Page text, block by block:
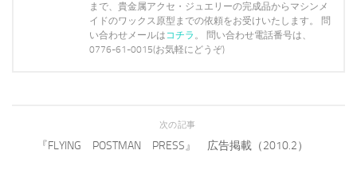
まで、貴金属アクセ・ジュエリーの完成品からマシンメ
イドのワックス原型までの依頼をお受けいたします。 問
い合わせメールはコチラ 。 問い合わせ電話番号は、
0776-61-0015(お気軽にどうぞ)
次の記事
『FLYING POSTMAN PRESS』 広告掲載（2010.2）